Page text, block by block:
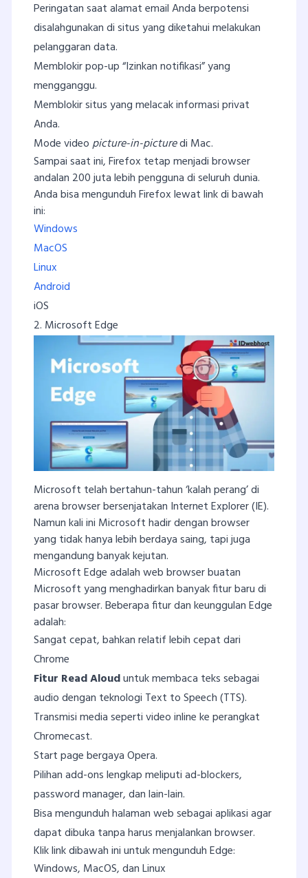
Peringatan saat alamat email Anda berpotensi
disalahgunakan di situs yang diketahui melakukan
pelanggaran data.
Memblokir pop-up “Izinkan notifikasi” yang
mengganggu.
Memblokir situs yang melacak informasi privat
Anda.
Mode videopicture-in-picturedi Mac.
Sampai saat ini, Firefox tetap menjadi browser
andalan 200 juta lebih pengguna di seluruh dunia.
Anda bisa mengunduh Firefox lewat link di bawah
ini:
Windows
MacOS
Linux
Android
iOS
2. Microsoft Edge
Microsoft telah bertahun-tahun ‘kalah perang’ di
arena browser bersenjatakan Internet Explorer (IE).
Namun kali ini Microsoft hadir dengan browser
yang tidak hanya lebih berdaya saing, tapi juga
mengandung banyak kejutan.
Microsoft Edge adalah web browser buatan
Microsoft yang menghadirkan banyak fitur baru di
pasar browser. Beberapa fitur dan keunggulan Edge
adalah:
Sangat cepat, bahkan relatif lebih cepat dari
Chrome
Fitur Read Alouduntuk membaca teks sebagai
audio dengan teknologi Text to Speech (TTS).
Transmisi media seperti video inline ke perangkat
Chromecast.
Start page bergaya Opera.
Pilihan add-ons lengkap meliputi ad-blockers,
password manager, dan lain-lain.
Bisa mengunduh halaman web sebagai aplikasi agar
dapat dibuka tanpa harus menjalankan browser.
Klik link dibawah ini untuk mengunduh Edge:
Windows, MacOS, dan Linux